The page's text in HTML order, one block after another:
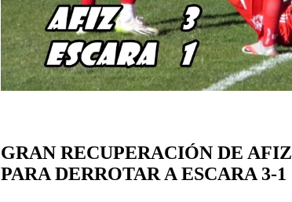
GRAN RECUPERACIÓN DE AFIZ
PARA DERROTAR A ESCARA 3-1